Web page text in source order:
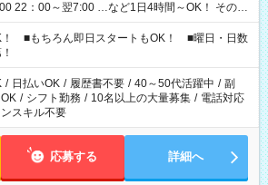
22：00～翌7:00 …など1日4時間～OK！ その他
ます！ お気軽にご相談ください！
！ ■もちろん即日スタートもOK！ ■曜日・日数
/ 日払いOK / 履歴書不要 / 40～50代活躍中 / 副
/ シフト勤務 / 10名以上の大量募集 / 電話対応
スキル不要
応募する 詳細へ